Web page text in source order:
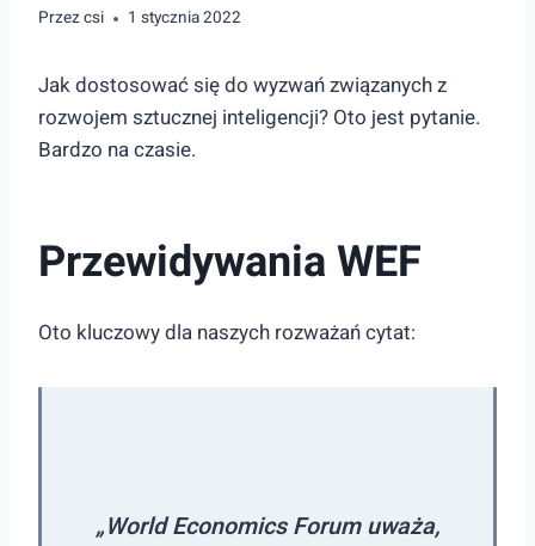
Przezcsi 1 stycznia 2022
Jak dostosować się do wyzwań związanych z
rozwojem sztucznej inteligencji? Oto jest pytanie.
Bardzo na czasie.
Przewidywania WEF
Oto kluczowy dla naszych rozważań cytat:
„World Economics Forumuważa,